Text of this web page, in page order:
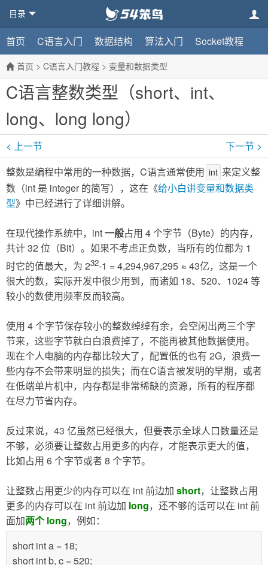
首页 C语言入门 数据结构 算法入门 Socket教程
目录
首页 > C语言入门教程 > 变量和数据类型
C语言整数类型（short、int、
long、long long）
< 上一节
下一节 >
整数是编程中常用的一种数据，C语言通常使用 int 来定义整
数（int 是 integer 的简写），这在《给小白讲变量和数据类
型》中已经进行了详细讲解。
在现代操作系统中，int一般占用 4 个字节（Byte）的内存，
共计 32 位（Bit）。如果不考虑正负数，当所有的位都为 1
时它的值最大，为 232-1 = 4,294,967,295 ≈ 43亿，这是一个
很大的数，实际开发中很少用到，而诸如 18、520、1024 等
较小的数使用频率反而较高。
使用 4 个字节保存较小的整数绰绰有余，会空闲出两三个字
节来，这些字节就白白浪费掉了，不能再被其他数据使用。
现在个人电脑的内存都比较大了，配置低的也有 2G，浪费一
些内存不会带来明显的损失；而在C语言被发明的早期，或者
在低端单片机中，内存都是非常稀缺的资源，所有的程序都
在尽力节省内存。
反过来说，43 亿虽然已经很大，但要表示全球人口数量还是
不够，必须要让整数占用更多的内存，才能表示更大的值，
比如占用 6 个字节或者 8 个字节。
让整数占用更少的内存可以在 int 前边加 short，让整数占用
更多的内存可以在 int 前边加 long，还不够的话可以在 int 前
面加两个 long，例如：
short int a = 18;
short int b, c = 520;